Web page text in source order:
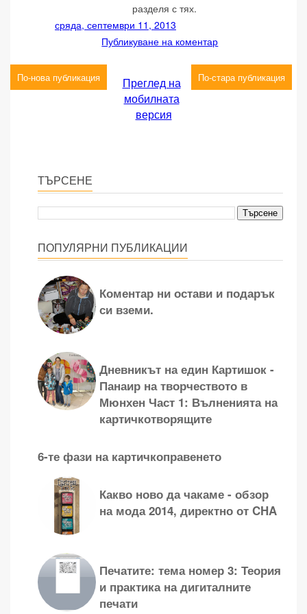
разделя с тях.
сряда, септември 11, 2013
Публикуване на коментар
По-нова публикация По-стара публикация
Преглед на
мобилната
версия
ТЪРСЕНЕ
ПОПУЛЯРНИ ПУБЛИКАЦИИ
Коментар ни остави и подарък
си вземи.
Дневникът на един Картишок -
Панаир на творчеството в
Мюнхен Част 1: Вълненията на
картичкотворящите
6-те фази на картичкоправенето
Какво ново да чакаме - обзор
на мода 2014, директно от CHA
Печатите: тема номер 3: Теория
и практика на дигиталните
печати